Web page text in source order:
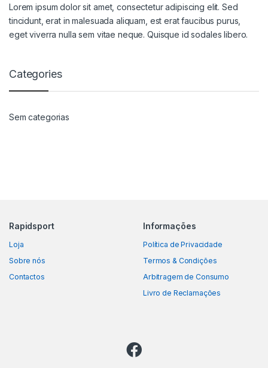
Lorem ipsum dolor sit amet, consectetur adipiscing elit. Sed
tincidunt, erat in malesuada aliquam, est erat faucibus purus,
eget viverra nulla sem vitae neque. Quisque id sodales libero.
Categories
Sem categorias
Rapidsport
Loja
Sobre nós
Contactos
Informações
Política de Privacidade
Termos & Condições
Arbitragem de Consumo
Livro de Reclamações